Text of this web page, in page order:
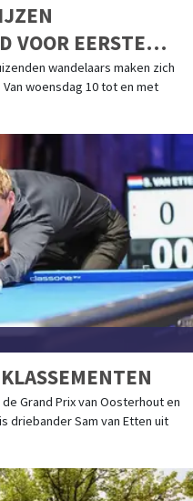
VOOR EERSTE
4 wandelaars maken zich
woensdag 10 tot en met
de Grand Prix van Oosterhout en
driebander Sam van Etten uit